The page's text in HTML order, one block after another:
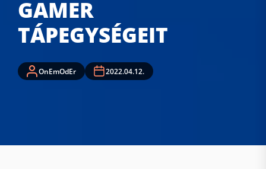
GAMER
TÁPEGYSÉGEIT
OnEmOdEr 2022.04.12.